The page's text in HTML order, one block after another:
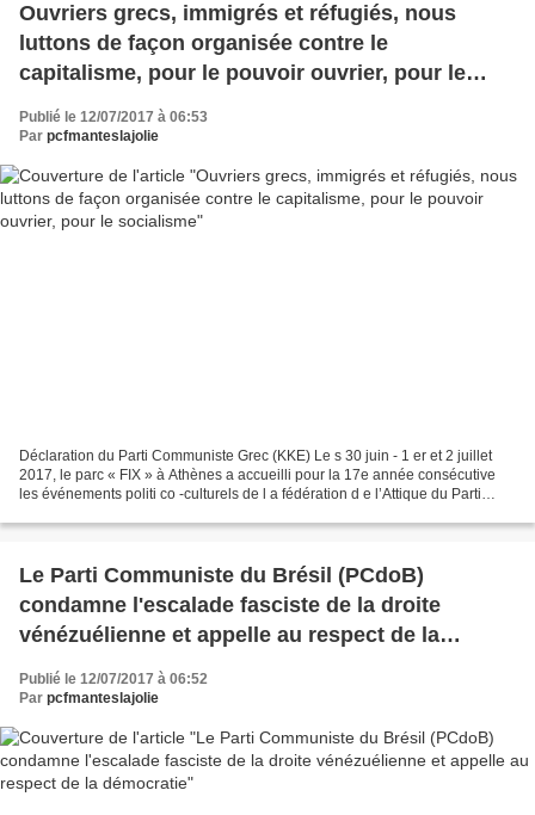
Ouvriers grecs, immigrés et réfugiés, nous
luttons de façon organisée contre le
capitalisme, pour le pouvoir ouvrier, pour le
socialisme
Publié le 12/07/2017 à 06:53
Par pcfmanteslajolie
Déclaration du Parti Communiste Grec (KKE) Le s 30 juin - 1 er et 2 juillet
2017, le parc « FIX » à Athènes a accueilli pour la 17e année consécutive
les événements politi co -culturels de l a fédération d e l’Attique du Parti
Le Parti Communiste du Brésil (PCdoB)
condamne l'escalade fasciste de la droite
vénézuélienne et appelle au respect de la
Publié le 12/07/2017 à 06:52
Par pcfmanteslajolie